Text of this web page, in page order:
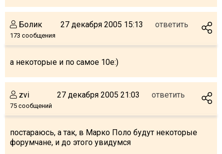
Болик
173 сообщения
27 декабря 2005 15:13 ответить
а некоторые и по самое 10е:)
zvi
75 сообщений
27 декабря 2005 21:03 ответить
постараюсь, а так, в Марко Поло будут некоторые
форумчане, и до этого увидумся